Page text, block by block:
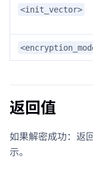
<init_vector>
返回值
如果解密成功：返
示。